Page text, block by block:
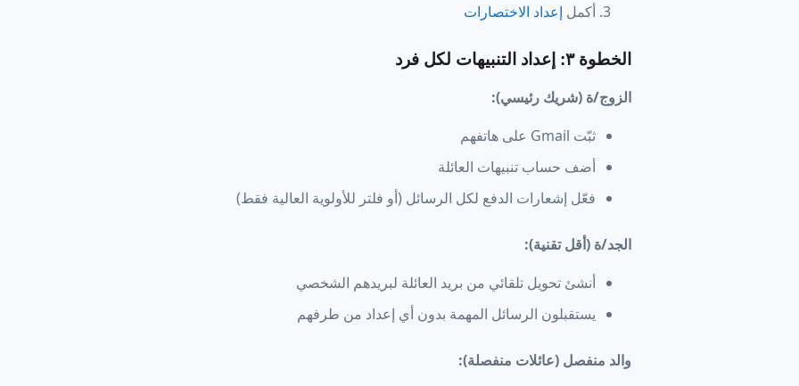
أكمل إعداد الاختصارات
الخطوة ٣: إعداد التنبيهات لكل فرد
الزوج/ة (شريك رئيسي):
ثبّت Gmail على هاتفهم
أضف حساب تنبيهات العائلة
فعّل إشعارات الدفع لكل الرسائل (أو فلتر للأولوية العالية فقط)
الجد/ة (أقل تقنية):
أنشئ تحويل تلقائي من بريد العائلة لبريدهم الشخصي
يستقبلون الرسائل المهمة بدون أي إعداد من طرفهم
والد منفصل (عائلات منفصلة):